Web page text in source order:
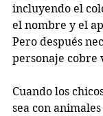
incluyendo el
el nombre y el
Pero después
personaje cobre
Cuando los
sea con